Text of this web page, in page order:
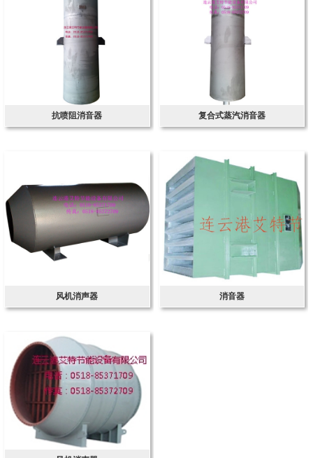
抗喷阻消音器 复合式蒸汽消音器
风机消声器 消音器